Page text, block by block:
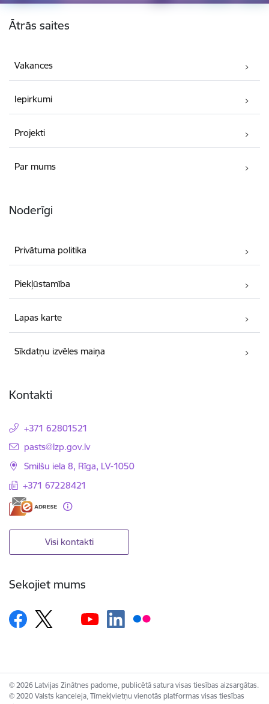
Kājene
Ātrās saites
Vakances
Iepirkumi
Projekti
Par mums
Noderīgi
Privātuma politika
Piekļūstamība
Lapas karte
Sīkdatņu izvēles maiņa
Kontakti
+371 62801521
E-pasts:
pasts@lzp.gov.lv
Smilšu iela 8, Rīga, LV-1050
+371 67228421
Visi kontakti
Sekojiet mums
© 2026 Latvijas Zinātnes padome, publicētā satura visas tiesības aizsargātas.
© 2020 Valsts kanceleja, Tīmekļvietņu vienotās platformas visas tiesības